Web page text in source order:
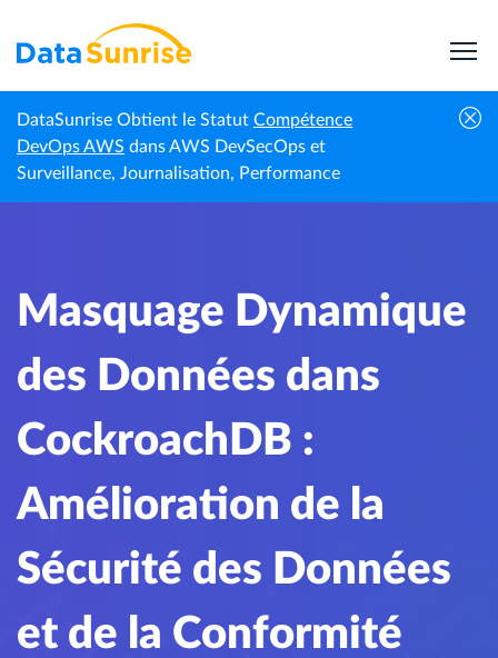
DataSunrise Obtient le Statut Compétence
DevOps AWS dans AWS DevSecOps et
Surveillance, Journalisation, Performance
Accueil
Centre de
connaissances
Masquage Dynamique des Données dans
CockroachDB : Amélioration de la Sécurité des
Données et de la Conformité
Masquage Dynamique
des Données dans
CockroachDB :
Amélioration de la
Sécurité des Données
et de la Conformité